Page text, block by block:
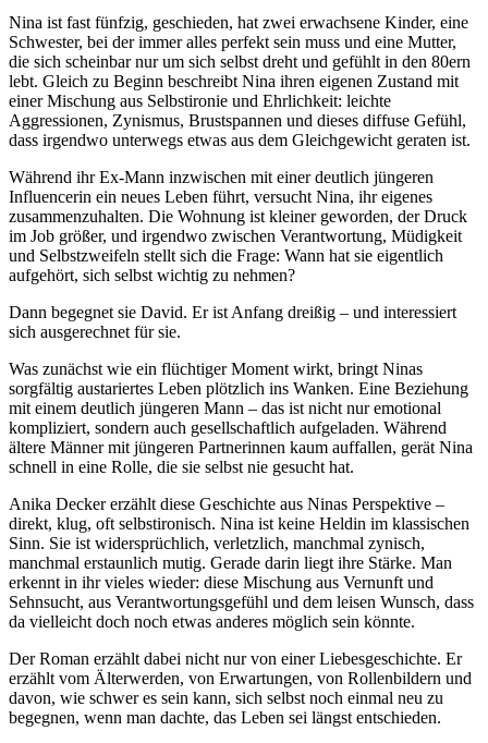
Nina ist fast fünfzig, geschieden, hat zwei erwachsene Kinder, eine
Schwester, bei der immer alles perfekt sein muss und eine Mutter,
die sich scheinbar nur um sich selbst dreht und gefühlt in den 80ern
lebt. Gleich zu Beginn beschreibt Nina ihren eigenen Zustand mit
einer Mischung aus Selbstironie und Ehrlichkeit: leichte
Aggressionen, Zynismus, Brustspannen und dieses diffuse Gefühl,
dass irgendwo unterwegs etwas aus dem Gleichgewicht geraten ist.
Während ihr Ex-Mann inzwischen mit einer deutlich jüngeren
Influencerin ein neues Leben führt, versucht Nina, ihr eigenes
zusammenzuhalten. Die Wohnung ist kleiner geworden, der Druck
im Job größer, und irgendwo zwischen Verantwortung, Müdigkeit
und Selbstzweifeln stellt sich die Frage: Wann hat sie eigentlich
aufgehört, sich selbst wichtig zu nehmen?
Dann begegnet sie David. Er ist Anfang dreißig – und interessiert
sich ausgerechnet für sie.
Was zunächst wie ein flüchtiger Moment wirkt, bringt Ninas
sorgfältig austariertes Leben plötzlich ins Wanken. Eine Beziehung
mit einem deutlich jüngeren Mann – das ist nicht nur emotional
kompliziert, sondern auch gesellschaftlich aufgeladen. Während
ältere Männer mit jüngeren Partnerinnen kaum auffallen, gerät Nina
schnell in eine Rolle, die sie selbst nie gesucht hat.
Anika Decker erzählt diese Geschichte aus Ninas Perspektive –
direkt, klug, oft selbstironisch. Nina ist keine Heldin im klassischen
Sinn. Sie ist widersprüchlich, verletzlich, manchmal zynisch,
manchmal erstaunlich mutig. Gerade darin liegt ihre Stärke. Man
erkennt in ihr vieles wieder: diese Mischung aus Vernunft und
Sehnsucht, aus Verantwortungsgefühl und dem leisen Wunsch, dass
da vielleicht doch noch etwas anderes möglich sein könnte.
Der Roman erzählt dabei nicht nur von einer Liebesgeschichte. Er
erzählt vom Älterwerden, von Erwartungen, von Rollenbildern und
davon, wie schwer es sein kann, sich selbst noch einmal neu zu
begegnen, wenn man dachte, das Leben sei längst entschieden.